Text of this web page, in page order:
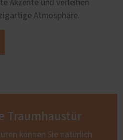
Akzente und verleihen
Atmosphäre.
Traumhaustür
können Sie natürlich